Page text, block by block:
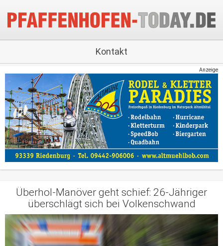
Kontakt
Anzeige
Überhol-Manöver geht schief: 26-Jähriger
überschlägt sich bei Volkenschwand